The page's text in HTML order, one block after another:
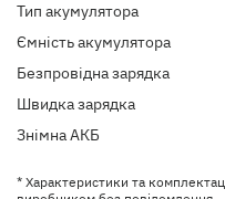
Тип акумулятора
Ємність акумулятора
Безпровідна зарядка
Швидка зарядка
Знімна АКБ
* Характеристики та